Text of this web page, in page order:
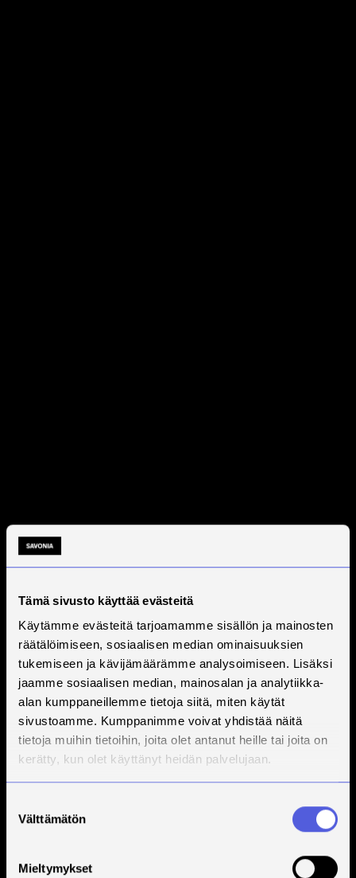
Tämä sivusto käyttää evästeitä
Käytämme evästeitä tarjoamamme sisällön ja mainosten
räätälöimiseen, sosiaalisen median ominaisuuksien
tukemiseen ja kävijämäärämme analysoimiseen. Lisäksi
jaamme sosiaalisen median, mainosalan ja analytiikka-
alan kumppaneillemme tietoja siitä, miten käytät
sivustoamme. Kumppanimme voivat yhdistää näitä
tietoja muihin tietoihin, joita olet antanut heille tai joita on
kerätty, kun olet käyttänyt heidän palvelujaan.
valinta
Välttämätön
Mieltymykset